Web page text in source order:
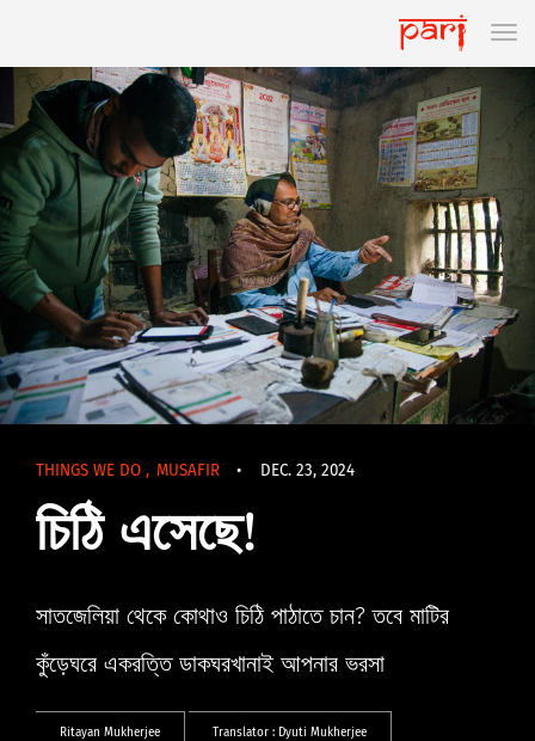
THINGS WE DO , MUSAFIR • DEC. 23, 2024
চিঠি এসেছে!
সাতজেলিয়া থেকে কোথাও চিঠি পাঠাতে চান? তবে মাটির
কুঁড়েঘরে একরত্তি ডাকঘরখানাই আপনার ভরসা
Ritayan Mukherjee Translator : Dyuti Mukherjee